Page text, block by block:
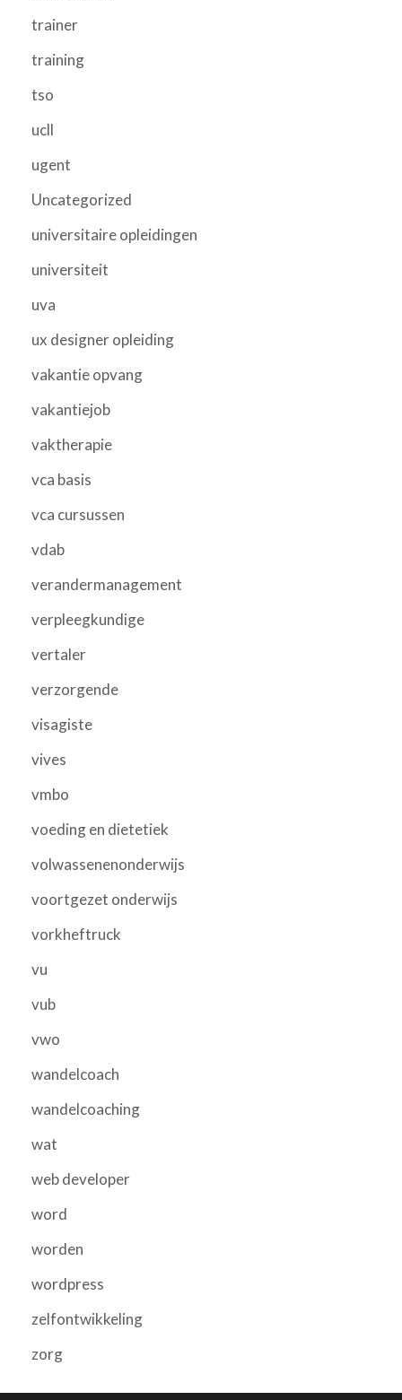
trainer
training
tso
ucll
ugent
Uncategorized
universitaire opleidingen
universiteit
uva
ux designer opleiding
vakantie opvang
vakantiejob
vaktherapie
vca basis
vca cursussen
vdab
verandermanagement
verpleegkundige
vertaler
verzorgende
visagiste
vives
vmbo
voeding en dietetiek
volwassenenonderwijs
voortgezet onderwijs
vorkheftruck
vu
vub
vwo
wandelcoach
wandelcoaching
wat
web developer
word
worden
wordpress
zelfontwikkeling
zorg